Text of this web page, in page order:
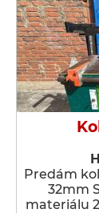
Predám
32mm
materiálu